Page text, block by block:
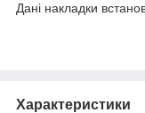
Дані накладки
Характеристики